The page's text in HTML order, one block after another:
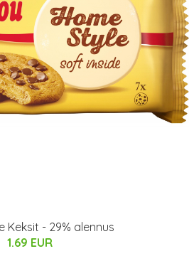
Keksit - 29% alennus
1.69 EUR